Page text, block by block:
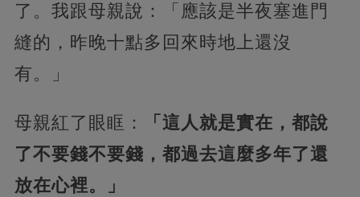
了。我跟母親說：「應該是半夜塞進門
縫的，昨晚十點多回來時地上還沒
有。」
母親紅了眼眶：
「這人就是實在，都說
了不要錢不要錢，都過去這麼多年了還
放在心裡。」